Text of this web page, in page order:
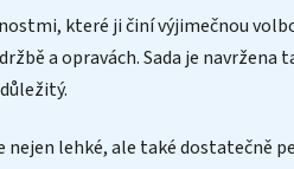
které ji činí výjimečnou
a opravách. Sada je
lehké, ale také dostatečně